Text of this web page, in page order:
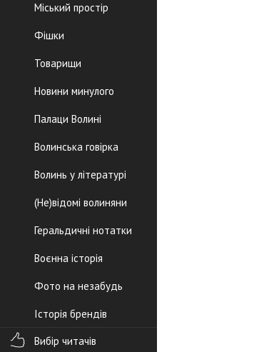
Міський простір
Фішки
Товарищи
Новини минулого
Палаци Волині
Волинська говірка
Волинь у літературі
(Не)відомі волиняни
Геральдичні нотатки
Воєнна історія
Фото на незабудь
Історія брендів
Вибір читачів